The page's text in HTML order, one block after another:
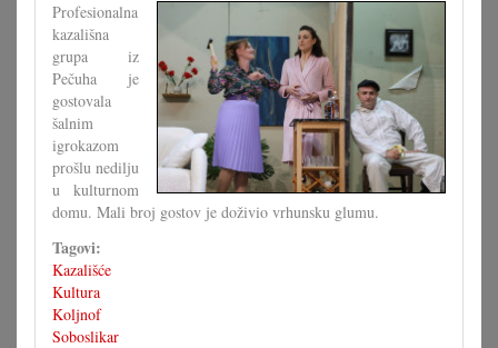
Profesionalna
kazališna
grupa iz
Pečuha je
gostovala
šalnim
igrokazom
prošlu nedilju
u kulturnom
domu. Mali broj gostov je doživio vrhunsku glumu.
Tagovi:
Kazališće
Kultura
Koljnof
Soboslikar